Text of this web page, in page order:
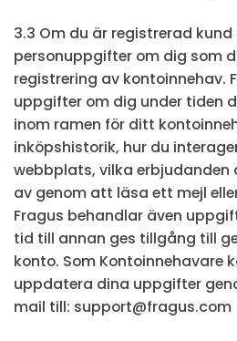
3.3 Om du är registrerad
personuppgifter om dig som
registrering av kontoinnehav.
uppgifter om dig under tiden
inom ramen för ditt
inköpshistorik, hur du
webbplats, vilka erbjudanden
av genom att läsa ett mejl
Fragus behandlar även
tid till annan ges tillgång till
konto. Som Kontoinnehavare
uppdatera dina uppgifter
mail till: support@fragus.com